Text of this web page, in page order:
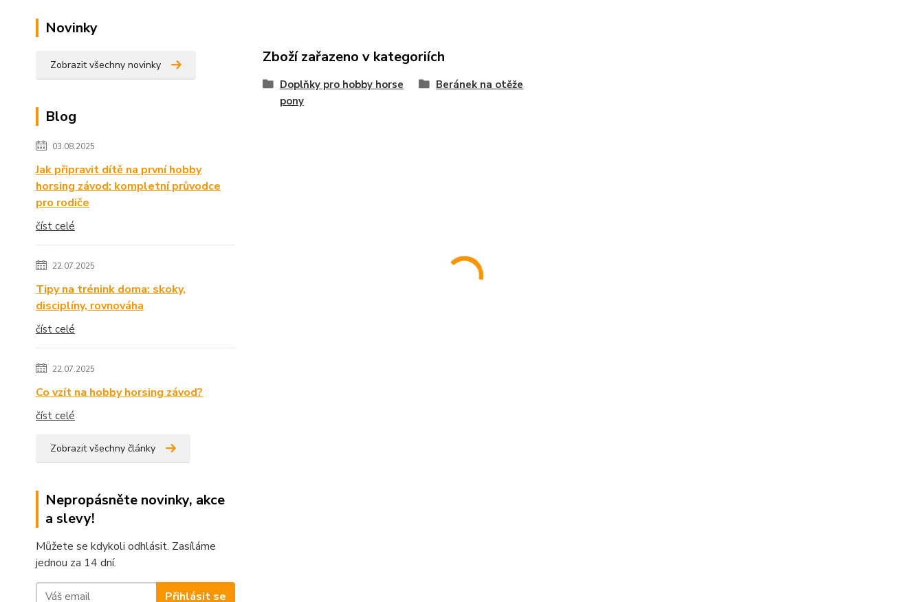
Novinky
Zobrazit všechny novinky
Blog
03.08.2025
Jak připravit dítě na první hobby
horsing závod: kompletní průvodce
pro rodiče
číst celé
22.07.2025
Tipy na trénink doma: skoky,
disciplíny, rovnováha
číst celé
22.07.2025
Co vzít na hobby horsing závod?
číst celé
Zobrazit všechny články
Nepropásněte novinky, akce
a slevy!
Můžete se kdykoli odhlásit. Zasíláme
jednou za 14 dní.
Přihlásit se
Zboží zařazeno v kategoriích
Doplňky pro hobby horse
pony
Beránek na otěže